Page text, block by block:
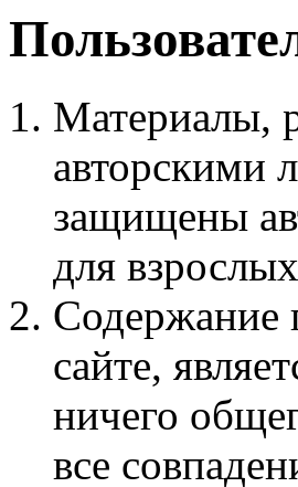
Материалы,
авторскими
защищены
для
Содержание
сайте,
ничего
все